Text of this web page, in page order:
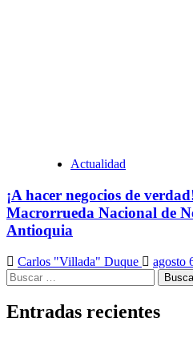
Actualidad
¡A hacer negocios de
Macrorrueda Nacional de
Antioquia
Carlos "Villada" Duque
agosto
Buscar:
Entradas recientes